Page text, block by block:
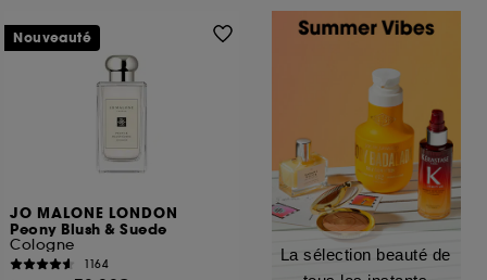
JO MALONE LONDON
Peony Blush & Suede
Cologne
1164
Nouveauté
La sélection beauté de